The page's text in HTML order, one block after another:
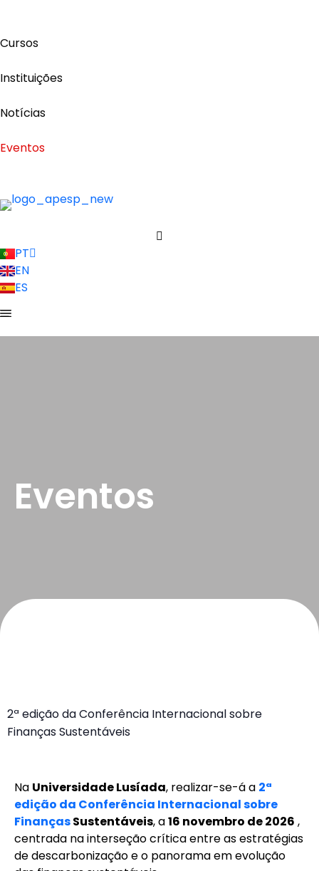
Cursos
Instituições
Notícias
Eventos
PT
EN
ES
Eventos
2ª edição da Conferência Internacional sobre
Finanças Sustentáveis
Na Universidade Lusíada, realizar-se-á a 2ª
edição da Conferência Internacional sobre
FinançasSustentáveis, a16 novembro de 2026 ,
centrada na interseção crítica entre as estratégias
de descarbonização e o panorama em evolução